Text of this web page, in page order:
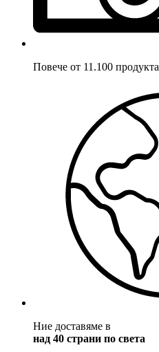
Повече от 11.100 продукта
Ние доставяме в
над 40 страни по света